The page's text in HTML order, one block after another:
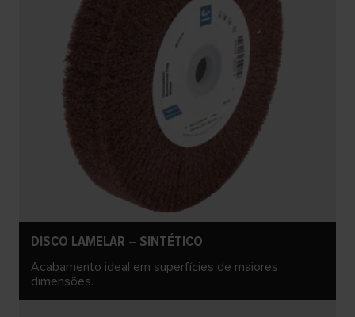
DISCO LAMELAR – SINTÉTICO
Acabamento ideal em superfícies de maiores
dimensões.